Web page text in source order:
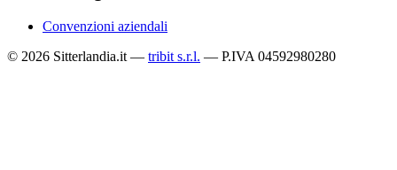
Convenzioni aziendali
© 2026 Sitterlandia.it — tribit s.r.l. — P.IVA 04592980280